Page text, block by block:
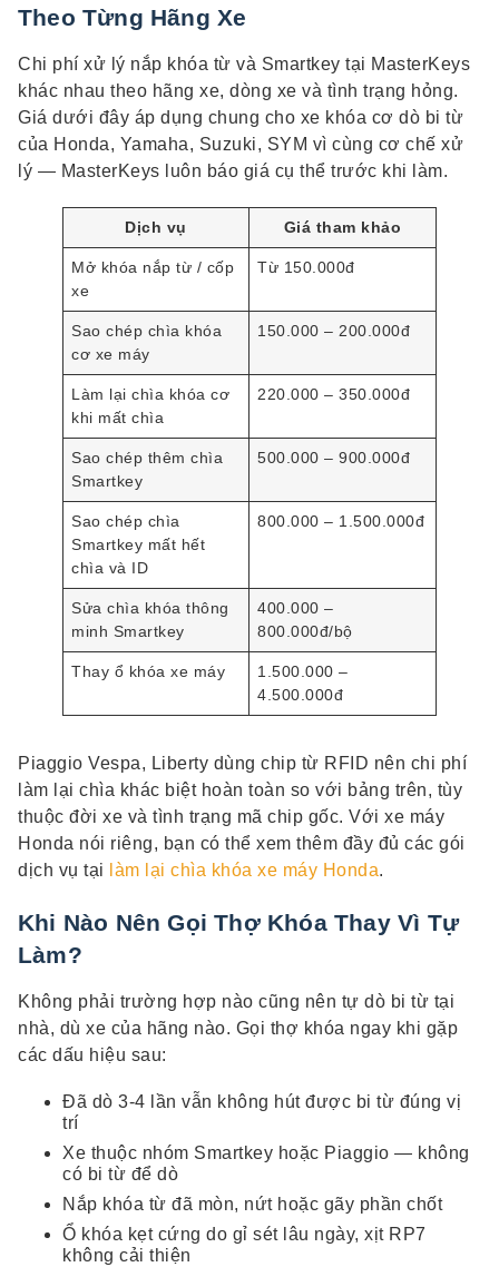
Theo Từng Hãng Xe
Chi phí xử lý nắp khóa từ và Smartkey tại MasterKeys
khác nhau theo hãng xe, dòng xe và tình trạng hỏng.
Giá dưới đây áp dụng chung cho xe khóa cơ dò bi từ
của Honda, Yamaha, Suzuki, SYM vì cùng cơ chế xử
lý — MasterKeys luôn báo giá cụ thể trước khi làm.
Dịch vụ Giá tham khảo
Mở khóa nắp từ / cốp
xe
Từ 150.000đ
Sao chép chìa khóa
cơ xe máy
150.000 – 200.000đ
Làm lại chìa khóa cơ
khi mất chìa
220.000 – 350.000đ
Sao chép thêm chìa
Smartkey
500.000 – 900.000đ
Sao chép chìa
Smartkey mất hết
chìa và ID
800.000 – 1.500.000đ
Sửa chìa khóa thông
minh Smartkey
400.000 –
800.000đ/bộ
Thay ổ khóa xe máy
1.500.000 –
4.500.000đ
Piaggio Vespa, Liberty dùng chip từ RFID nên chi phí
làm lại chìa khác biệt hoàn toàn so với bảng trên, tùy
thuộc đời xe và tình trạng mã chip gốc. Với xe máy
Honda nói riêng, bạn có thể xem thêm đầy đủ các gói
dịch vụ tại
làm lại chìa khóa xe máy Honda.
Khi Nào Nên Gọi Thợ Khóa Thay Vì Tự
Làm?
Không phải trường hợp nào cũng nên tự dò bi từ tại
nhà, dù xe của hãng nào. Gọi thợ khóa ngay khi gặp
các dấu hiệu sau:
Đã dò 3-4 lần vẫn không hút được bi từ đúng vị
trí
Xe thuộc nhóm Smartkey hoặc Piaggio — không
có bi từ để dò
Nắp khóa từ đã mòn, nứt hoặc gãy phần chốt
Ổ khóa kẹt cứng do gỉ sét lâu ngày, xịt RP7
không cải thiện